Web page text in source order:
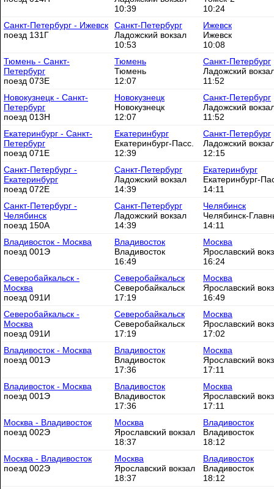
10:39
10:24
Санкт-Петербург - Ижевск
поезд 131Г
Санкт-Петербург
Ладожский вокзал
10:53
Ижевск
Ижевск
10:08
Тюмень - Санкт-
Петербург
поезд 073Е
Тюмень
Тюмень
12:07
Санкт-Петербург
Ладожский
11:52
Новокузнецк - Санкт-
Петербург
поезд 013Н
Новокузнецк
Новокузнецк
12:07
Санкт-Петербург
Ладожский
11:52
Екатеринбург - Санкт-
Петербург
поезд 071Е
Екатеринбург
Екатеринбург-Пасс.
12:39
Санкт-Петербург
Ладожский
12:15
Санкт-Петербург -
Екатеринбург
поезд 072Е
Санкт-Петербург
Ладожский вокзал
14:39
Екатеринбург
Екатеринбург-
14:11
Санкт-Петербург -
Челябинск
поезд 150А
Санкт-Петербург
Ладожский вокзал
14:39
Челябинск
Челябинск-
14:11
Владивосток - Москва
поезд 001Э
Владивосток
Владивосток
16:49
Москва
Ярославский
16:24
Северобайкальск -
Москва
поезд 091И
Северобайкальск
Северобайкальск
17:19
Москва
Ярославский
16:49
Северобайкальск -
Москва
поезд 091И
Северобайкальск
Северобайкальск
17:19
Москва
Ярославский
17:02
Владивосток - Москва
поезд 001Э
Владивосток
Владивосток
17:36
Москва
Ярославский
17:11
Владивосток - Москва
поезд 001Э
Владивосток
Владивосток
17:36
Москва
Ярославский
17:11
Москва - Владивосток
поезд 002Э
Москва
Ярославский вокзал
18:37
Владивосток
Владивосток
18:12
Москва - Владивосток
поезд 002Э
Москва
Ярославский вокзал
18:37
Владивосток
Владивосток
18:12